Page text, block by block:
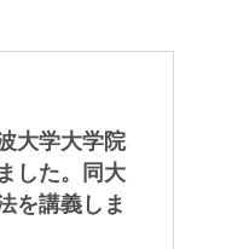
大学大学院
した。同大
を講義しま